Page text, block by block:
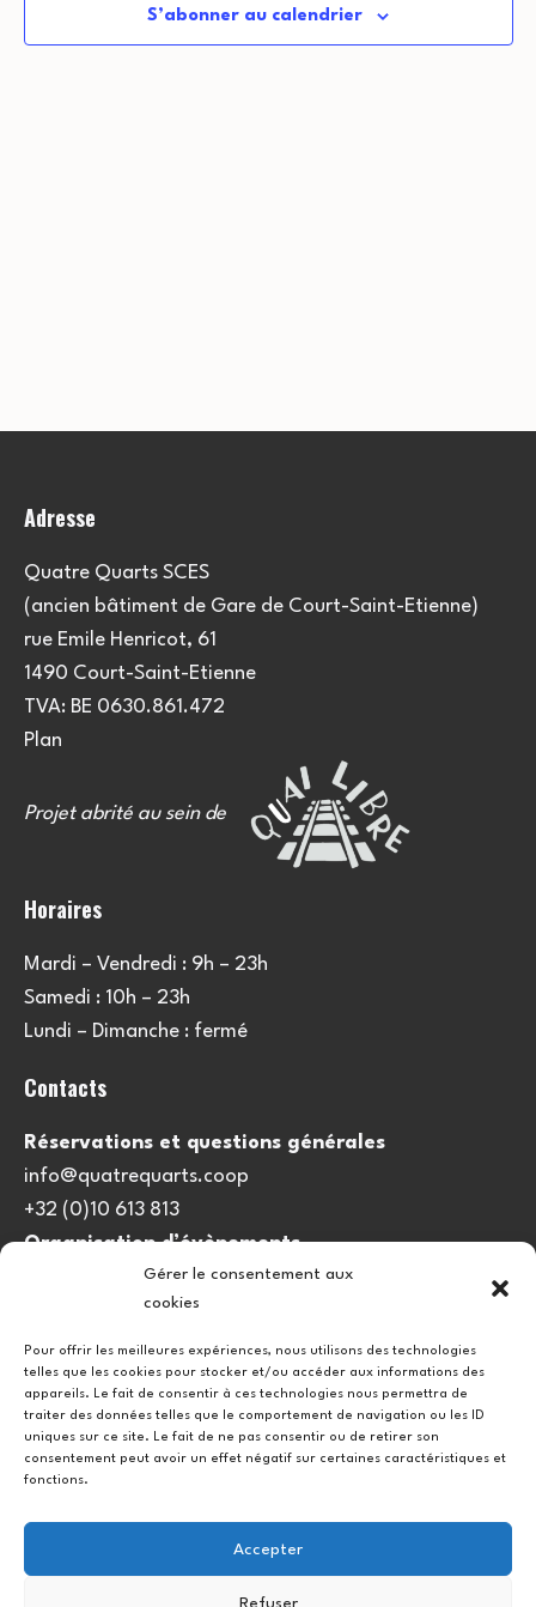
Gérer le consentement aux
cookies
Pour offrir les meilleures expériences, nous utilisons des technologies
telles que les cookies pour stocker et/ou accéder aux informations des
appareils. Le fait de consentir à ces technologies nous permettra de
traiter des données telles que le comportement de navigation ou les ID
uniques sur ce site. Le fait de ne pas consentir ou de retirer son
consentement peut avoir un effet négatif sur certaines caractéristiques et
fonctions.
Accepter
Refuser
S’abonner au calendrier
Adresse
Quatre Quarts SCES
(ancien bâtiment de Gare de Court-Saint-Etienne)
rue Emile Henricot, 61
1490 Court-Saint-Etienne
TVA: BE 0630.861.472
Plan
Projet abrité au sein de
Horaires
Mardi – Vendredi : 9h – 23h
Samedi : 10h – 23h
Lundi – Dimanche : fermé
Contacts
Réservations et questions générales
info@quatrequarts.coop
+32 (0)10 613 813
Organisation d’évènements
viedulieu@quatrequarts.coop
Politique de cookies (UE)